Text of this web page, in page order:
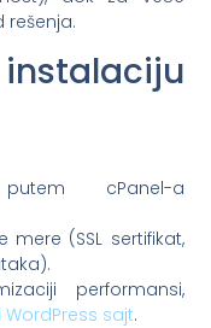
rešenja.
cPanel-a
(SSL sertifikat,
performansi,
sajt.